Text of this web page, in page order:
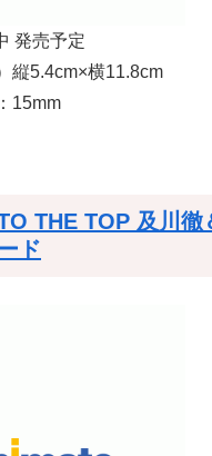
発売予定
縦5.4cm×横11.8cm
15mm
THE TOP 及川徹
ド